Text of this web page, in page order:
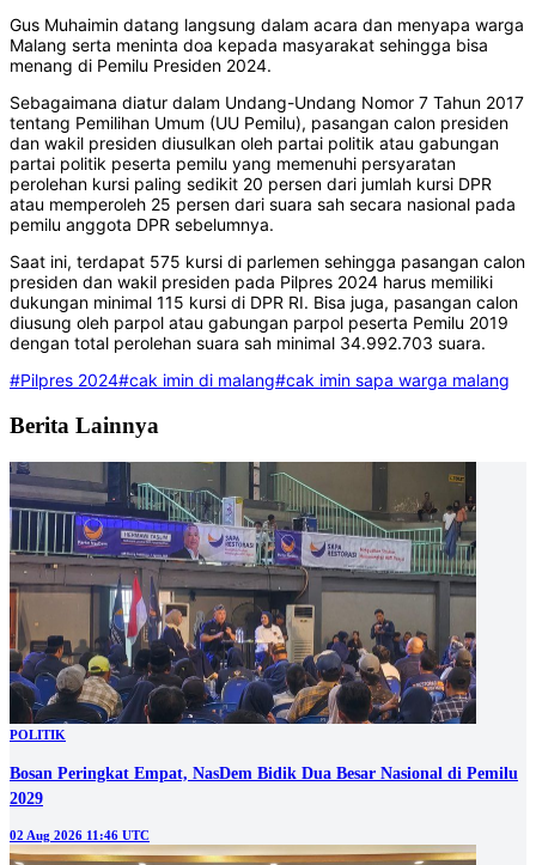
Gus Muhaimin datang langsung dalam acara dan menyapa warga
Malang serta meninta doa kepada masyarakat sehingga bisa
menang di Pemilu Presiden 2024.
Sebagaimana diatur dalam Undang-Undang Nomor 7 Tahun 2017
tentang Pemilihan Umum (UU Pemilu), pasangan calon presiden
dan wakil presiden diusulkan oleh partai politik atau gabungan
partai politik peserta pemilu yang memenuhi persyaratan
perolehan kursi paling sedikit 20 persen dari jumlah kursi DPR
atau memperoleh 25 persen dari suara sah secara nasional pada
pemilu anggota DPR sebelumnya.
Saat ini, terdapat 575 kursi di parlemen sehingga pasangan calon
presiden dan wakil presiden pada Pilpres 2024 harus memiliki
dukungan minimal 115 kursi di DPR RI. Bisa juga, pasangan calon
diusung oleh parpol atau gabungan parpol peserta Pemilu 2019
dengan total perolehan suara sah minimal 34.992.703 suara.
#Pilpres 2024#cak imin di malang#cak imin sapa warga malang
Berita Lainnya
POLITIK
Bosan Peringkat Empat, NasDem Bidik Dua Besar Nasional di Pemilu
2029
02 Aug 2026 11:46 UTC